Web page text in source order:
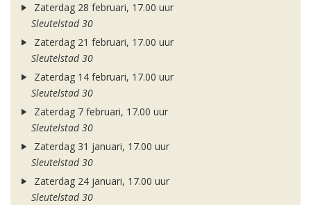
Zaterdag 28 februari, 17.00 uur
Sleutelstad 30
Zaterdag 21 februari, 17.00 uur
Sleutelstad 30
Zaterdag 14 februari, 17.00 uur
Sleutelstad 30
Zaterdag 7 februari, 17.00 uur
Sleutelstad 30
Zaterdag 31 januari, 17.00 uur
Sleutelstad 30
Zaterdag 24 januari, 17.00 uur
Sleutelstad 30